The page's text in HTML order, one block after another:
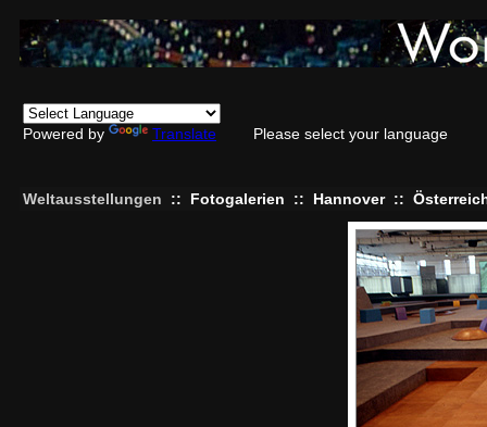
Powered by Translate Please select your language
Weltausstellungen :: Fotogalerien :: Hannover ::